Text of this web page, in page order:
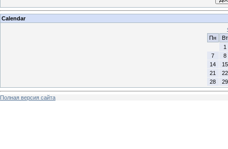
Calendar
Пн
Вт
1
7
8
14
15
21
22
28
29
Полная версия сайта